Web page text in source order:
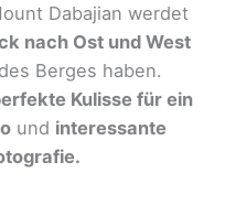
Dabajian werdet
nach Ost und West
Berges haben.
Kulisse für ein
und interessante